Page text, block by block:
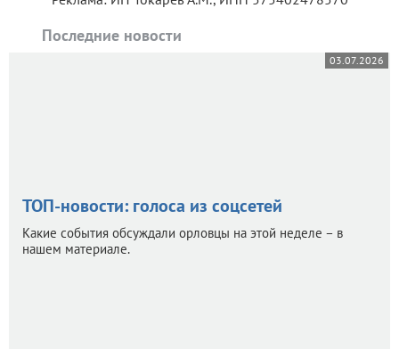
Последние новости
03.07.2026
ТОП-новости: голоса из соцсетей
Какие события обсуждали орловцы на этой неделе – в
нашем материале.